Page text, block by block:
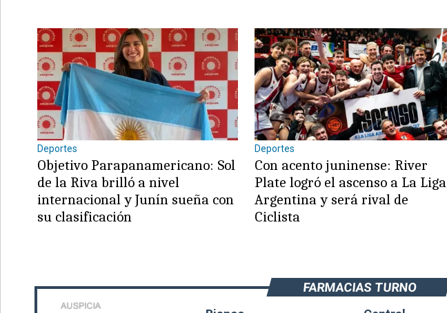
©2007/2026
Deportes
Objetivo Parapanamericano: Sol
de la Riva brilló a nivel
internacional y Junín sueña con
su clasificación
Deportes
Con acento juninense: River
Plate logró el ascenso a La Liga
Argentina y será rival de
Ciclista
FARMACIAS TURNO